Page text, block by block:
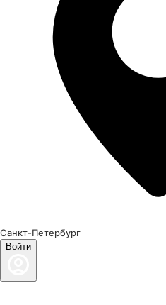
Санкт-Петербург
Войти